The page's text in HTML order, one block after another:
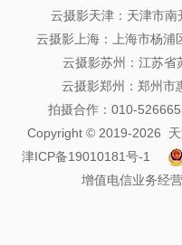
云摄影天津：天津市
云摄影上海：上海市杨浦
云摄影苏州：江苏省
云摄影郑州：郑州市
拍摄合作：010-
Copyright © 2019-2026
津ICP备19010181号-1
增值电信业务经